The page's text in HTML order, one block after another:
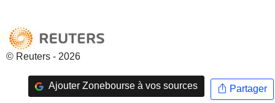
© Reuters - 2026
Ajouter Zonebourse à vos sources Partager